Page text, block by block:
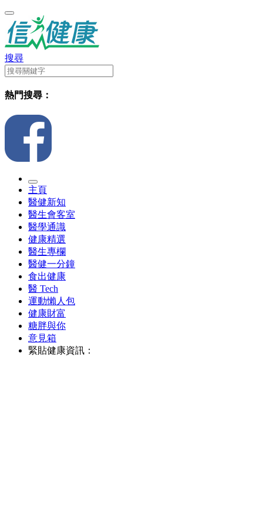
搜尋
熱門搜尋：
主頁
醫健新知
醫生會客室
醫學通識
健康精選
醫生專欄
醫健一分鐘
食出健康
醫 Tech
運動懶人包
健康財富
糖胖與你
意見箱
緊貼健康資訊：